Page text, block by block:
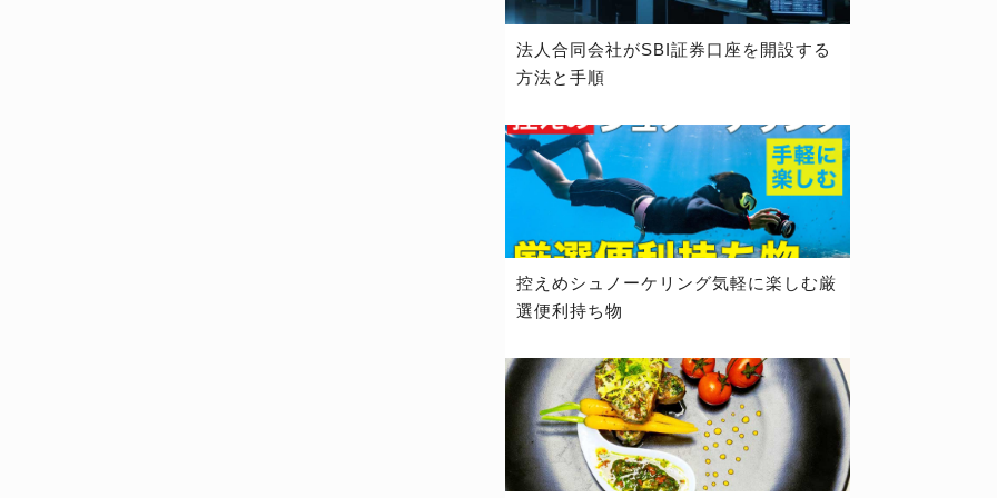
法人合同会社がSBI証券口座を開設する
方法と手順
控えめシュノーケリング気軽に楽しむ厳
選便利持ち物